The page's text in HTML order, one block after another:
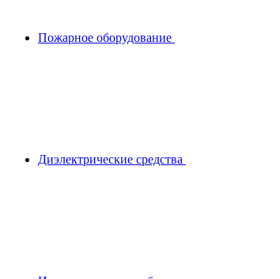
Пожарное оборудование
Диэлектрические средства